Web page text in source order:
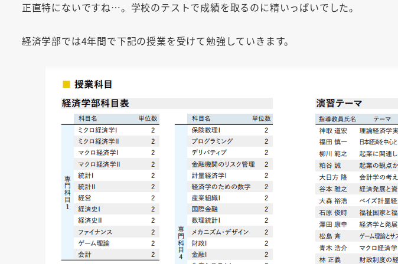
正直特にないですね…。学校のテストで成績を取るのに精いっぱいでした。
経済学部では4年間で下記の授業を受けて勉強していきます。